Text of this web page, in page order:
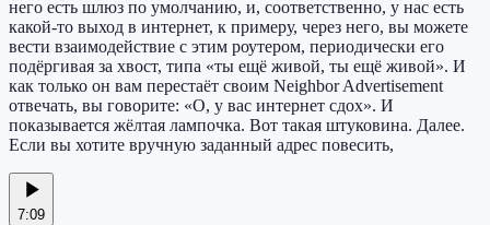
него есть шлюз по умолчанию, и, соответственно, у нас есть
какой-то выход в интернет, к примеру, через него, вы можете
вести взаимодействие с этим роутером, периодически его
подёргивая за хвост, типа «ты ещё живой, ты ещё живой». И
как только он вам перестаёт своим Neighbor Advertisement
отвечать, вы говорите: «О, у вас интернет сдох». И
показывается жёлтая лампочка. Вот такая штуковина. Далее.
Если вы хотите вручную заданный адрес повесить,
7:09